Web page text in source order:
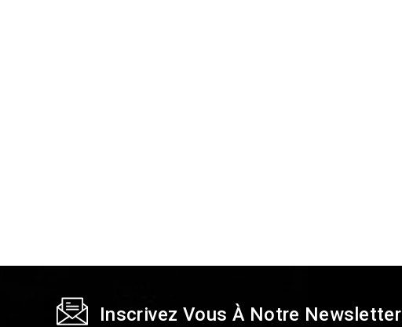
Inscrivez Vous À Notre Newsletter